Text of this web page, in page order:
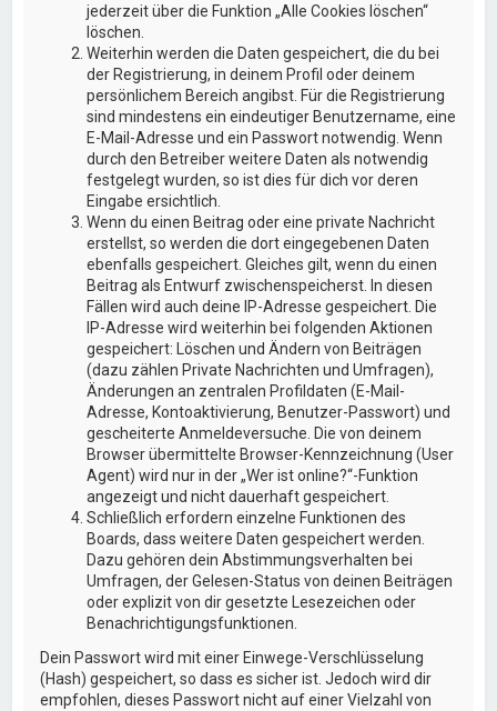
jederzeit über die Funktion „Alle Cookies löschen“
löschen.
Weiterhin werden die Daten gespeichert, die du bei
der Registrierung, in deinem Profil oder deinem
persönlichem Bereich angibst. Für die Registrierung
sind mindestens ein eindeutiger Benutzername, eine
E-Mail-Adresse und ein Passwort notwendig. Wenn
durch den Betreiber weitere Daten als notwendig
festgelegt wurden, so ist dies für dich vor deren
Eingabe ersichtlich.
Wenn du einen Beitrag oder eine private Nachricht
erstellst, so werden die dort eingegebenen Daten
ebenfalls gespeichert. Gleiches gilt, wenn du einen
Beitrag als Entwurf zwischenspeicherst. In diesen
Fällen wird auch deine IP-Adresse gespeichert. Die
IP-Adresse wird weiterhin bei folgenden Aktionen
gespeichert: Löschen und Ändern von Beiträgen
(dazu zählen Private Nachrichten und Umfragen),
Änderungen an zentralen Profildaten (E-Mail-
Adresse, Kontoaktivierung, Benutzer-Passwort) und
gescheiterte Anmeldeversuche. Die von deinem
Browser übermittelte Browser-Kennzeichnung (User
Agent) wird nur in der „Wer ist online?“-Funktion
angezeigt und nicht dauerhaft gespeichert.
Schließlich erfordern einzelne Funktionen des
Boards, dass weitere Daten gespeichert werden.
Dazu gehören dein Abstimmungsverhalten bei
Umfragen, der Gelesen-Status von deinen Beiträgen
oder explizit von dir gesetzte Lesezeichen oder
Benachrichtigungsfunktionen.
Dein Passwort wird mit einer Einwege-Verschlüsselung
(Hash) gespeichert, so dass es sicher ist. Jedoch wird dir
empfohlen, dieses Passwort nicht auf einer Vielzahl von